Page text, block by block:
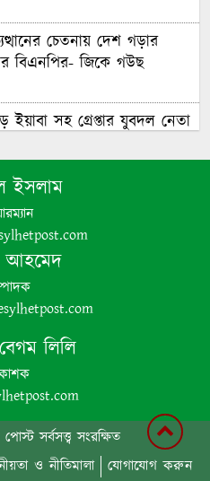
চেতনায় দেশ গড়ার
বিএনপির- জিকে গউছ
ইয়াবা সহ গ্রেপ্তার যুবদল নেতা
এক শিক্ষককে গাছে বেঁধে
কায়দায় নির্যাতন, থানায়
দায়ের
দুঃসাহসিক ডিসেম্বর
সরকার কী তাকে ঠেকাতে
||
ভারতীয় অবৈধ পণ্য আটক
ইসলাম
আহমেদ
লিলি
সর্বসত্ত্ব সংরক্ষিত
ও নীতিমালা যোগাযোগ করুন